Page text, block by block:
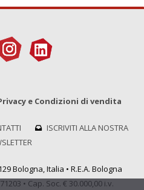
e Condizioni di vendita
ISCRIVITI ALLA NOSTRA
Bologna, Italia • R.E.A. Bologna
• Cap. Soc. € 30.000,00 i.v.